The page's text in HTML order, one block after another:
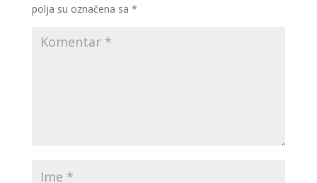
polja su označena sa *